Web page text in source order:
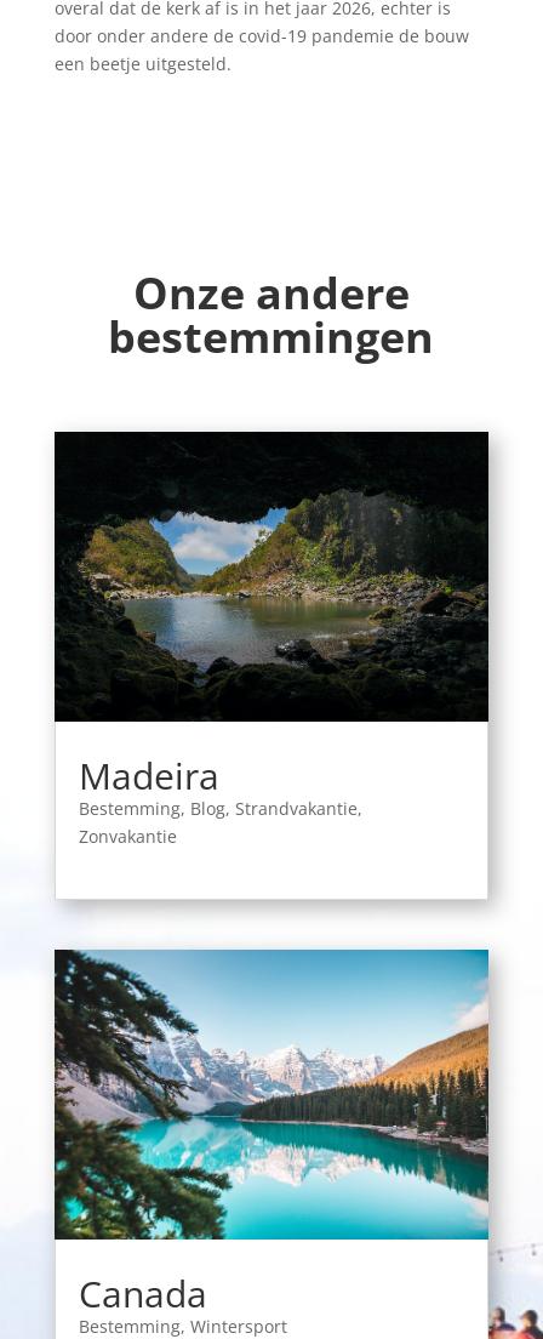
overal dat de kerk af is in het jaar 2026, echter is
door onder andere de covid-19 pandemie de bouw
een beetje uitgesteld.
Onze andere
bestemmingen
Madeira
Bestemming, Blog, Strandvakantie,
Zonvakantie
Canada
Bestemming, Wintersport